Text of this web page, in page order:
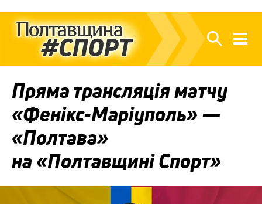
Пряма трансляція матчу
«Фенікс-Маріуполь» —
«Полтава»
на «Полтавщині Спорт»